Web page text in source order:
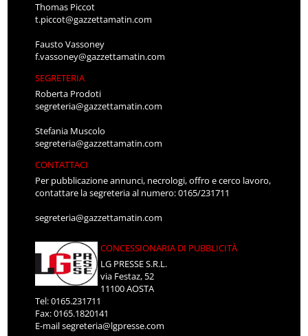
Thomas Piccot
t.piccot@gazzettamatin.com
Fausto Vassoney
f.vassoney@gazzettamatin.com
SEGRETERIA
Roberta Prodoti
segreteria@gazzettamatin.com
Stefania Muscolo
segreteria@gazzettamatin.com
CONTATTACI
Per pubblicazione annunci, necrologi, offro e cerco lavoro,
contattare la segreteria al numero: 0165/231711
segreteria@gazzettamatin.com
CONCESSIONARIA DI PUBBLICITÀ
LG PRESSE S.R.L.
via Festaz, 52
11100 AOSTA
Tel: 0165.231711
Fax: 0165.1820141
E-mailsegreteria@lgpresse.com